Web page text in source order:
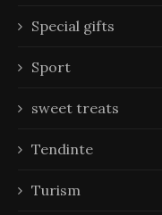
Special gifts
Sport
sweet treats
Tendinte
Turism